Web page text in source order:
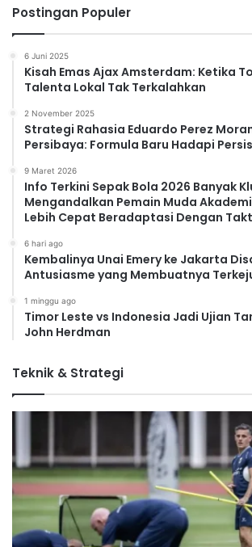
Postingan Populer
6 Juni 2025
Kisah Emas Ajax Amsterdam: Ketika
Talenta Lokal Tak Terkalahkan
2 November 2025
Strategi Rahasia Eduardo Perez
Persibaya: Formula Baru Hadapi Persis
9 Maret 2026
Info Terkini Sepak Bola 2026 Banyak
Mengandalkan Pemain Muda
Lebih Cepat Beradaptasi Dengan
6 hari ago
Kembalinya Unai Emery ke Jakarta
Antusiasme yang Membuatnya
1 minggu ago
Timor Leste vs Indonesia Jadi Ujian
John Herdman
Teknik & Strategi